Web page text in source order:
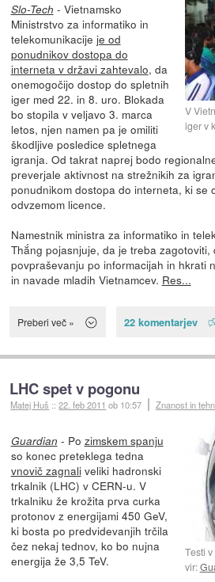
V
iger v
Slo-Tech - Vietnamsko
Ministrstvo za informatiko in
telekomunikacije je od
ponudnikov dostopa do
interneta v državi zahtevalo, da
onemogočijo dostop do spletnih
iger med 22. in 8. uro. Blokada
bo stopila v veljavo 3. marca
letos, njen namen pa je omiliti
škodljive posledice spletnega
igranja. Od takrat naprej bodo
preverjale aktivnost na strežnikih za
ponudnikom dostopa do interneta, ki se
odvzemom licence.
Namestnik ministra za informatiko in
Thắng pojasnjuje, da je treba
povpraševanju po informacijah in hkrati
in navade mladih Vietnamcev. Res...
Preberi več » 22 komentarjev
LHC spet v pogonu
Matej Huš ::22. feb 2011 ob 10:57 Znanost in
Testi
vir:
Guardian - Po zimskem spanju
so konec preteklega tedna
vnovič zagnaliveliki hadronski
trkalnik (LHC) v CERN-u. V
trkalniku že krožita prva curka
protonov z energijami 450 GeV,
ki bosta po predvidevanjih trčila
čez nekaj tednov, ko bo nujna
energija že 3,5 TeV.